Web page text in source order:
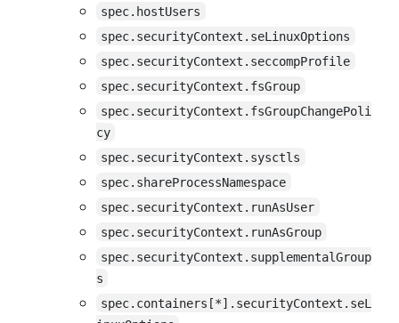
spec.hostUsers
spec.securityContext.seLinuxOptions
spec.securityContext.seccompProfile
spec.securityContext.fsGroup
spec.securityContext.fsGroupChangePoli
cy
spec.securityContext.sysctls
spec.shareProcessNamespace
spec.securityContext.runAsUser
spec.securityContext.runAsGroup
spec.securityContext.supplementalGroup
s
spec.containers[*].securityContext.seL